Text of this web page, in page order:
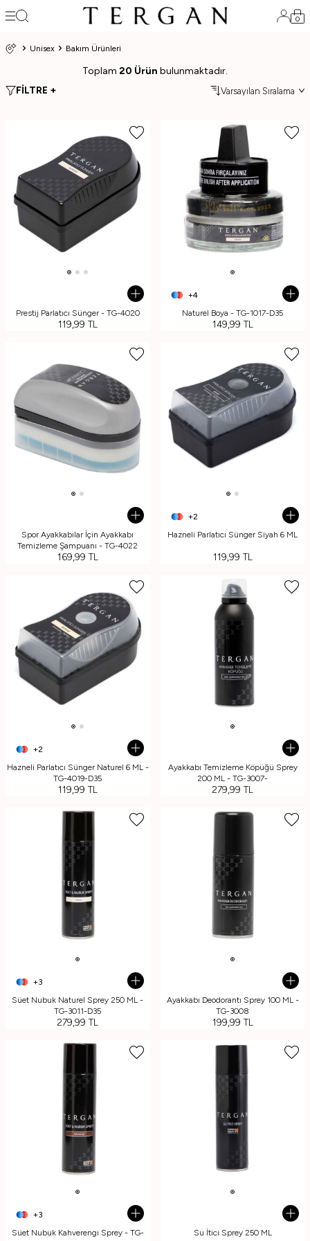
0
Unisex Bakım Ürünleri
Toplam 20 Ürün bulunmaktadır.
FİLTRE +
Prestij Parlatıcı Sünger - TG-4020
119,99 TL
+4
Naturel Boya - TG-1017-D35
149,99 TL
Spor Ayakkabılar İçin Ayakkabı
Temizleme Şampuanı - TG-4022
169,99 TL
+2
Hazneli Parlatıcı Sünger Siyah 6 ML
119,99 TL
+2
Hazneli Parlatıcı Sünger Naturel 6 ML -
TG-4019-D35
119,99 TL
Ayakkabı Temizleme Köpüğü Sprey
200 ML - TG-3007-
279,99 TL
+3
Süet Nubuk Naturel Sprey 250 ML -
TG-3011-D35
279,99 TL
Ayakkabı Deodorantı Sprey 100 ML -
TG-3008
199,99 TL
+3
Süet Nubuk Kahverengi Sprey - TG-
Su İtici Sprey 250 ML